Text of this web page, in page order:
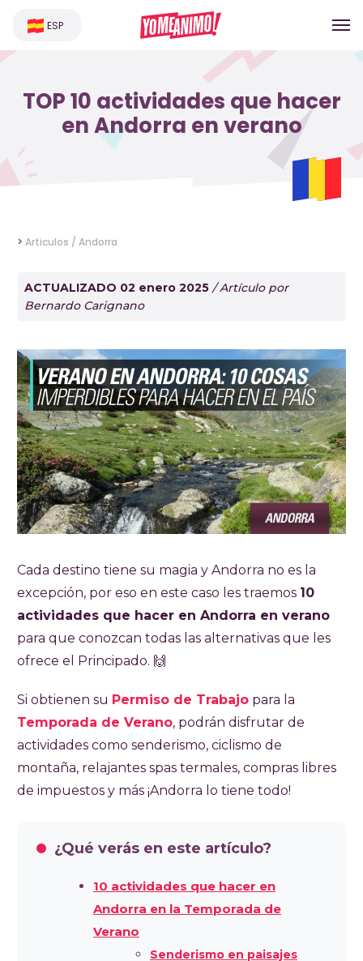
ESP
TOP 10 actividades que hacer
en Andorra en verano
> Articulos / Andorra
ACTUALIZADO 02 enero 2025 / Artículo por
Bernardo Carignano
Cada destino tiene su magia y Andorra no es la
excepción, por eso en este caso les traemos 10
actividades que hacer en Andorra en verano
para que conozcan todas las alternativas que les
ofrece el Principado. 🙌
Si obtienen su Permiso de Trabajo para la
Temporada de Verano, podrán disfrutar de
actividades como senderismo, ciclismo de
montaña, relajantes spas termales, compras libres
de impuestos y más ¡Andorra lo tiene todo!
¿Qué verás en este artículo?
10 actividades que hacer en
Andorra en la Temporada de
Verano
Senderismo en paisajes